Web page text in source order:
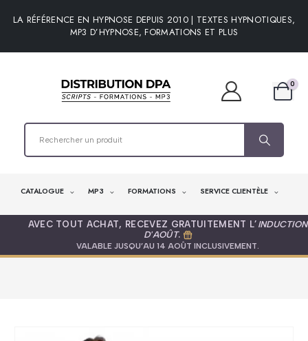
LA RÉFÉRENCE EN HYPNOSE DEPUIS 2010 | TEXTES HYPNOTIQUES,
MP3 D’HYPNOSE, FORMATIONS ET PLUS
0
CATALOGUE MP3 FORMATIONS SERVICE CLIENTÈLE
AVEC TOUT ACHAT, RECEVEZ GRATUITEMENT L’ INDUCTION
D'AOÛT.
VALABLE JUSQU’AU 14 AOÛT INCLUSIVEMENT.